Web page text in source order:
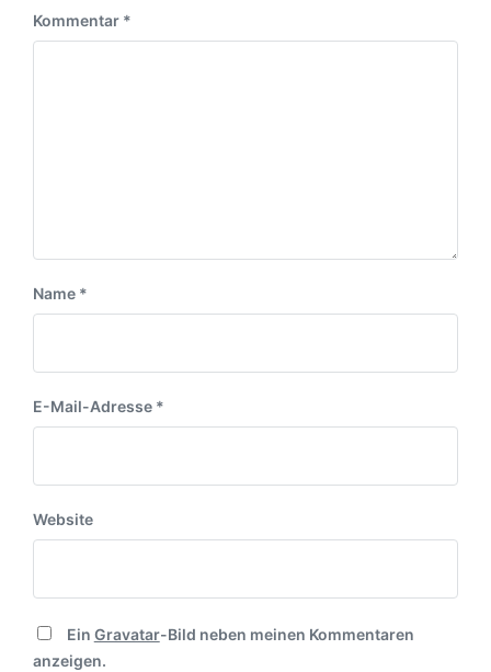
t
u
r
i
t
Kommentar *
Name *
E-Mail-Adresse *
Website
Ein Gravatar-Bild neben meinen Kommentaren
anzeigen.